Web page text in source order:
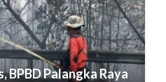
BPBD Palangka Raya